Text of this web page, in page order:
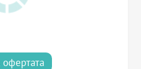
офертата